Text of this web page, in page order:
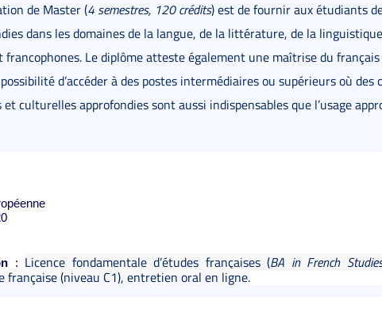
de Master (4 semestres, 120 crédits) est de fournir aux étudiants
dans les domaines de la langue, de la littérature, de la
Le diplôme atteste également une maîtrise du
d’accéder à des postes intermédiaires ou supérieurs où des
culturelles approfondies sont aussi indispensables que l’usage
: Licence fondamentale d’études françaises (BA in French
française (niveau C1), entretien oral en ligne.